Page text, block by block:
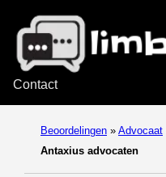
Contact
Beoordelingen » Advocaat
Antaxius advocaten